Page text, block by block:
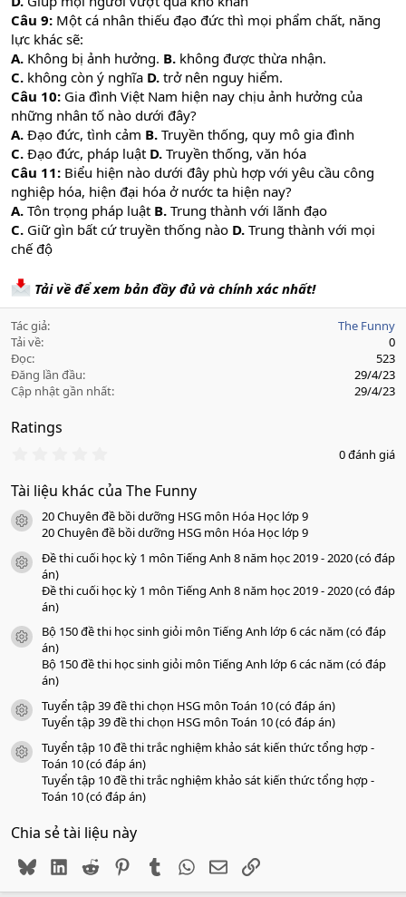
Câu 9: Một cá nhân thiếu đạo đức thì mọi phẩm chất, năng
lực khác sẽ:
A. Không bị ảnh hưởng. B. không được thừa nhận.
C. không còn ý nghĩa D. trở nên nguy hiểm.
Câu 10: Gia đình Việt Nam hiện nay chịu ảnh hưởng của
những nhân tố nào dưới đây?
A. Đạo đức, tình cảm B. Truyền thống, quy mô gia đình
C. Đạo đức, pháp luật D. Truyền thống, văn hóa
Câu 11: Biểu hiện nào dưới đây phù hợp với yêu cầu công
nghiệp hóa, hiện đại hóa ở nước ta hiện nay?
A. Tôn trọng pháp luật B. Trung thành với lãnh đạo
C. Giữ gìn bất cứ truyền thống nào D. Trung thành với mọi
chế độ
Tải về để xem bản đầy đủ và chính xác nhất!
Tác giả
The Funny
Tải về
0
Đọc
523
Đăng lần đầu
29/4/23
Cập nhật gần nhất
29/4/23
Ratings
0
0
s
a
o
0 đánh giá
Tài liệu khác của The Funny
icon tài liệu
20 Chuyên đề bồi dưỡng HSG môn Hóa Học lớp 9
20 Chuyên đề bồi dưỡng HSG môn Hóa Học lớp 9
icon tài liệu
Đề thi cuối học kỳ 1 môn Tiếng Anh 8 năm học 2019 - 2020 (có đáp
án)
Đề thi cuối học kỳ 1 môn Tiếng Anh 8 năm học 2019 - 2020 (có đáp
án)
icon tài liệu
Bộ 150 đề thi học sinh giỏi môn Tiếng Anh lớp 6 các năm (có đáp
án)
Bộ 150 đề thi học sinh giỏi môn Tiếng Anh lớp 6 các năm (có đáp
án)
icon tài liệu
Tuyển tập 39 đề thi chọn HSG môn Toán 10 (có đáp án)
Tuyển tập 39 đề thi chọn HSG môn Toán 10 (có đáp án)
icon tài liệu
Tuyển tập 10 đề thi trắc nghiệm khảo sát kiến thức tổng hợp -
Toán 10 (có đáp án)
Tuyển tập 10 đề thi trắc nghiệm khảo sát kiến thức tổng hợp -
Toán 10 (có đáp án)
Chia sẻ tài liệu này
BlueskyLinkedIn
Reddit PinterestTumblr WhatsApp
EmailLink